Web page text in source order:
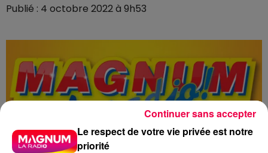
Publié : 4 octobre 2022 à 9h53
Le respect de votre vie privée est notre
priorité
Continuer sans accepter